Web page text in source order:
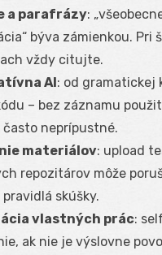
a parafrázy:
býva zámienkou. Pri
vždy citujte.
AI: od gramatickej
– bez záznamu
často neprípustné.
materiálov: upload
repozitárov môže
pravidlá skúšky.
vlastných prác:
ak nie je výslovne